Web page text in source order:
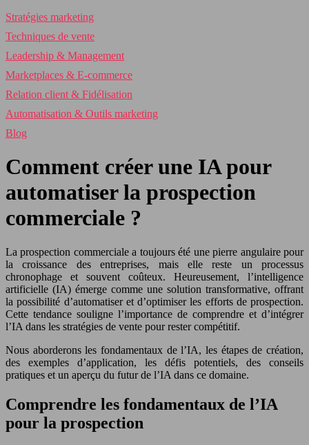
Stratégies marketing
Techniques de vente
Leadership & Management
Marketplaces & E-commerce
Relation client & Fidélisation
Automatisation & Outils marketing
Blog
Comment créer une IA pour
automatiser la prospection
commerciale ?
La prospection commerciale a toujours été une pierre angulaire pour
la croissance des entreprises, mais elle reste un processus
chronophage et souvent coûteux. Heureusement, l’intelligence
artificielle (IA) émerge comme une solution transformative, offrant
la possibilité d’automatiser et d’optimiser les efforts de prospection.
Cette tendance souligne l’importance de comprendre et d’intégrer
l’IA dans les stratégies de vente pour rester compétitif.
Nous aborderons les fondamentaux de l’IA, les étapes de création,
des exemples d’application, les défis potentiels, des conseils
pratiques et un aperçu du futur de l’IA dans ce domaine.
Comprendre les fondamentaux de l’IA
pour la prospection